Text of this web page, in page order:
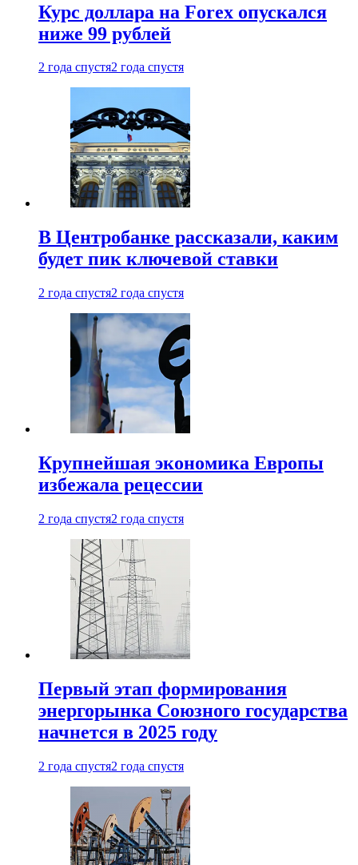
Курс доллара на Forex опускался
ниже 99 рублей
2 года спустя2 года спустя
В Центробанке рассказали, каким
будет пик ключевой ставки
2 года спустя2 года спустя
Крупнейшая экономика Европы
избежала рецессии
2 года спустя2 года спустя
Первый этап формирования
энергорынка Союзного государства
начнется в 2025 году
2 года спустя2 года спустя